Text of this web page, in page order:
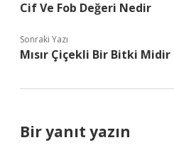
Cif Ve Fob Değeri Nedir
Sonraki Yazı
Mısır Çiçekli Bir Bitki Midir
Bir yanıt yazın